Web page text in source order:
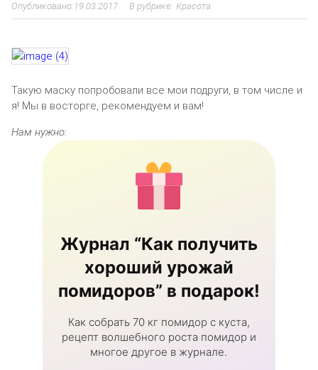
19.03.2017 Красота
Такую маску попробовали все мои подруги, в том числе и
я! Мы в восторге, рекомендуем и вам!
Нам нужно:
Журнал “Как получить
хороший урожай
помидоров” в подарок!
Как собрать 70 кг помидор с куста,
рецепт волшебного роста помидор и
многое другое в журнале.